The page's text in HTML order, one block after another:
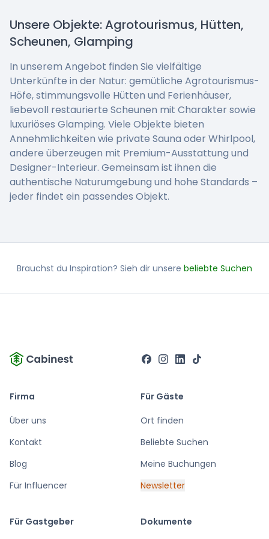
Unsere Objekte: Agrotourismus, Hütten,
Scheunen, Glamping
In unserem Angebot finden Sie vielfältige
Unterkünfte in der Natur: gemütliche Agrotourismus-
Höfe, stimmungsvolle Hütten und Ferienhäuser,
liebevoll restaurierte Scheunen mit Charakter sowie
luxuriöses Glamping. Viele Objekte bieten
Annehmlichkeiten wie private Sauna oder Whirlpool,
andere überzeugen mit Premium-Ausstattung und
Designer-Interieur. Gemeinsam ist ihnen die
authentische Naturumgebung und hohe Standards –
jeder findet ein passendes Objekt.
Brauchst du Inspiration? Sieh dir unsere beliebte Suchen
Firma
Über uns
Kontakt
Blog
Für Influencer
Für Gäste
Ort finden
Beliebte Suchen
Meine Buchungen
Newsletter
Für Gastgeber Dokumente